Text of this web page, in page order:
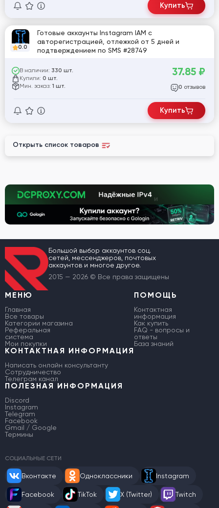
Купить
0.0
Готовые аккаунты Instagram IAM с
авторегистрацией, отлежкой от 5 дней и
подтверждением по SMS #28749
В наличии: 330 шт.
Купили: 0 шт.
Мин. заказ: 1 шт.
37.85 ₽
0 отзывов
Купить
Открыть список товаров
Большой выбор аккаунтов соц.
сетей, мессенджеров, почтовых
аккаунтов и многое другое.
2015 — 2026 © Все права защищены
МЕНЮ
Главная
Все товары
Категории магазина
Реферальная
система
Мои покупки
ПОМОЩЬ
Контактная
информация
Как купить
FAQ - вопросы и
ответы
База знаний
КОНТАКТНАЯ ИНФОРМАЦИЯ
Написать онлайн консультанту
Сотрудничество
Телеграм канал
ПОЛЕЗНАЯ ИНФОРМАЦИЯ
Discord
Instagram
Telegram
Facebook
Gmail / Google
Термины
СОЦИАЛЬНЫЕ СЕТИ
Вконтакте Одноклассники Instagram
Facebook TikTok X (Twitter) Twitch